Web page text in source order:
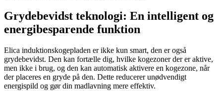
Grydebevidst teknologi: En intelligent og
energibesparende funktion
Elica induktionskogepladen er ikke kun smart, den er også
grydebevidst. Den kan fortælle dig, hvilke kogezoner der er aktive,
men ikke i brug, og den kan automatisk aktivere en kogezone, når
der placeres en gryde på den. Dette reducerer unødvendigt
energispild og gør din madlavning mere effektiv.